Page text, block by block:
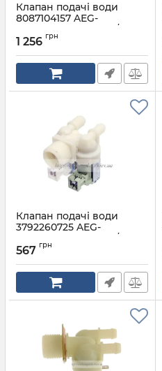
Клапан подачі води
8087104157 AEG-
Electrolux-Zanussi 3/180
Артикул:
1 256 грн
Клапан подачі води
3792260725 AEG-
Electrolux-Zanussi 2/180
Артикул:
567 грн